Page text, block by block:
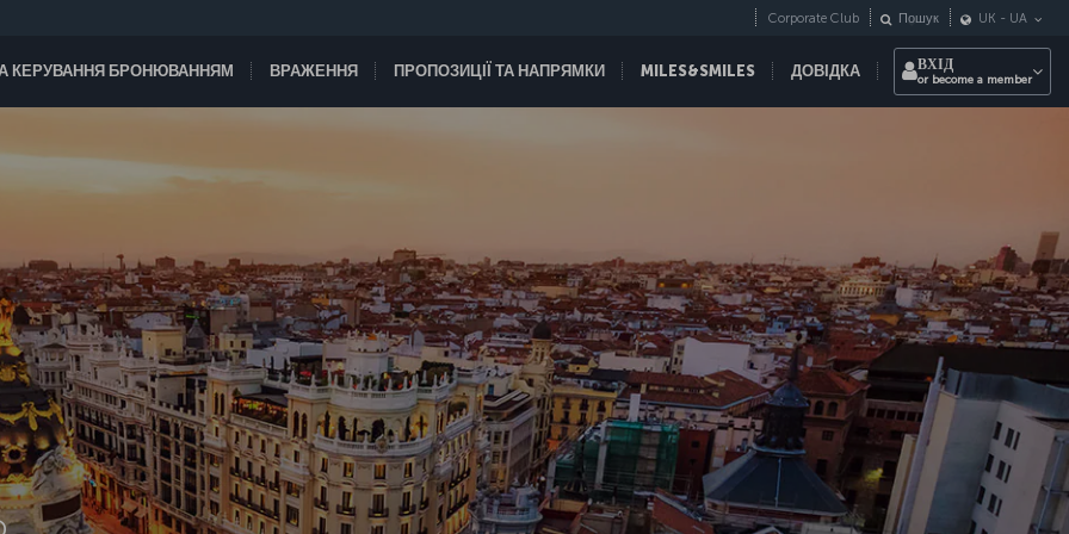
КЕРУВАННЯ БРОНЮВАННЯМ ВРАЖЕННЯ ПРОПОЗИЦІЇ ТА НАПРЯМКИ MILES&SMILES ДОВІДКА
Corporate Club Пошук UK - UA
ВХІД
or become a member